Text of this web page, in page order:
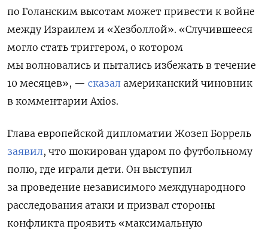
по Голанским высотам может привести к войне
между Израилем и «Хезболлой». «Случившееся
могло стать триггером, о котором
мы волновались и пытались избежать в течение
10 месяцев», — сказал американский чиновник
в комментарии Axios.
Глава европейской дипломатии Жозеп Боррель
заявил, что шокирован ударом по футбольному
полю, где играли дети. Он выступил
за проведение независимого международного
расследования атаки и призвал стороны
конфликта проявить «максимальную